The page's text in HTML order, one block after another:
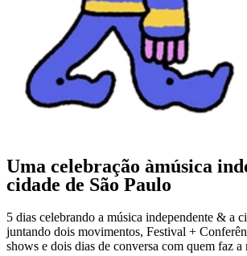
Uma celebração àmúsica
cidade de São Paulo
5 dias celebrando a música independente & a
juntando dois movimentos, Festival +
shows e dois dias de conversa com quem faz a